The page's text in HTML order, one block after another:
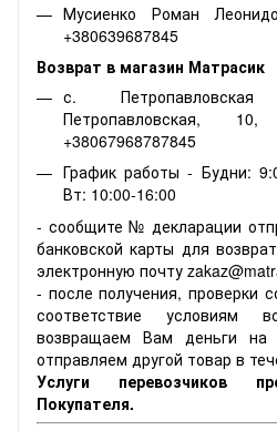
Мусиенко Роман
+380639687845
Возврат в магазин Матрасик
с.
Петропавловская,
+38067968787845
График работы - Будни:
Вт: 10:00-16:00
- сообщите № декларации
банковской карты для
электронную почту
- после получения, проверки
соответствие условиям
возвращаем Вам деньги на
отправляем другой товар в
Услуги перевозчиков
Покупателя.